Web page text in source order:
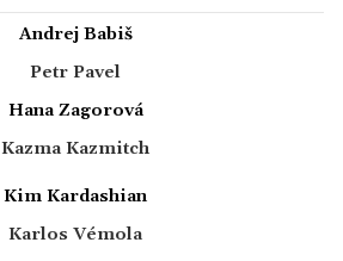
Andrej Babiš
Petr Pavel
Hana Zagorová
Kazma Kazmitch
Kim Kardashian
Karlos Vémola